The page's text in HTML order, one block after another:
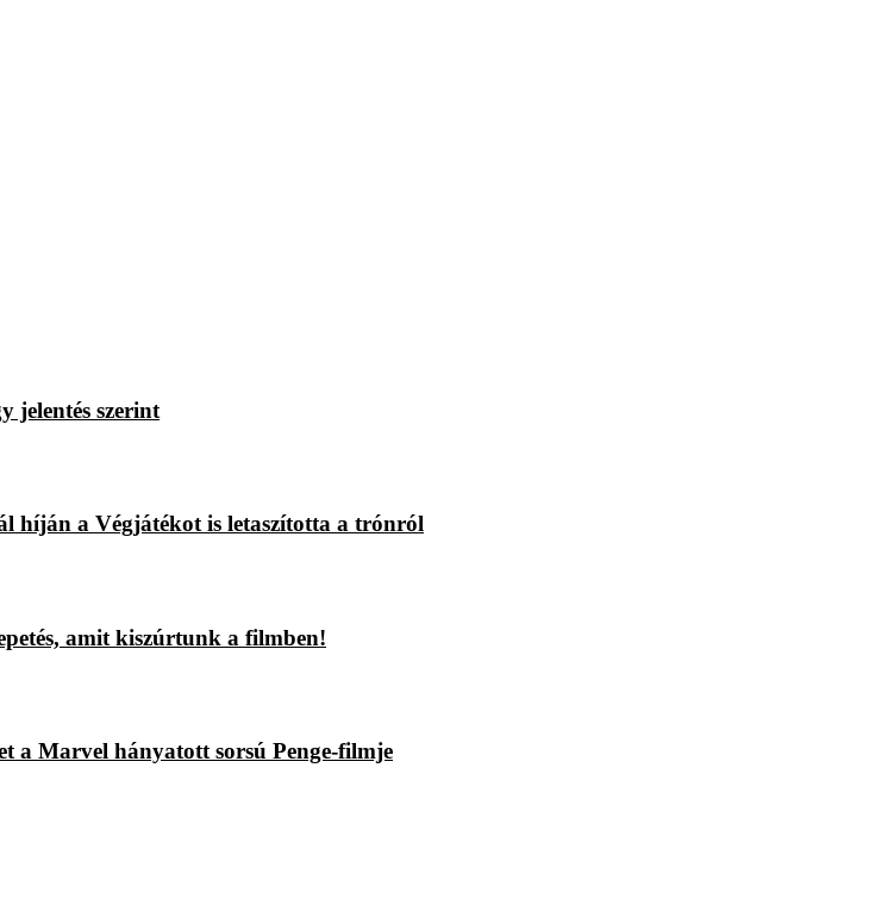
jelentés szerint
híján a Végjátékot is letaszította a trónról
amit kiszúrtunk a filmben!
a Marvel hányatott sorsú Penge-filmje